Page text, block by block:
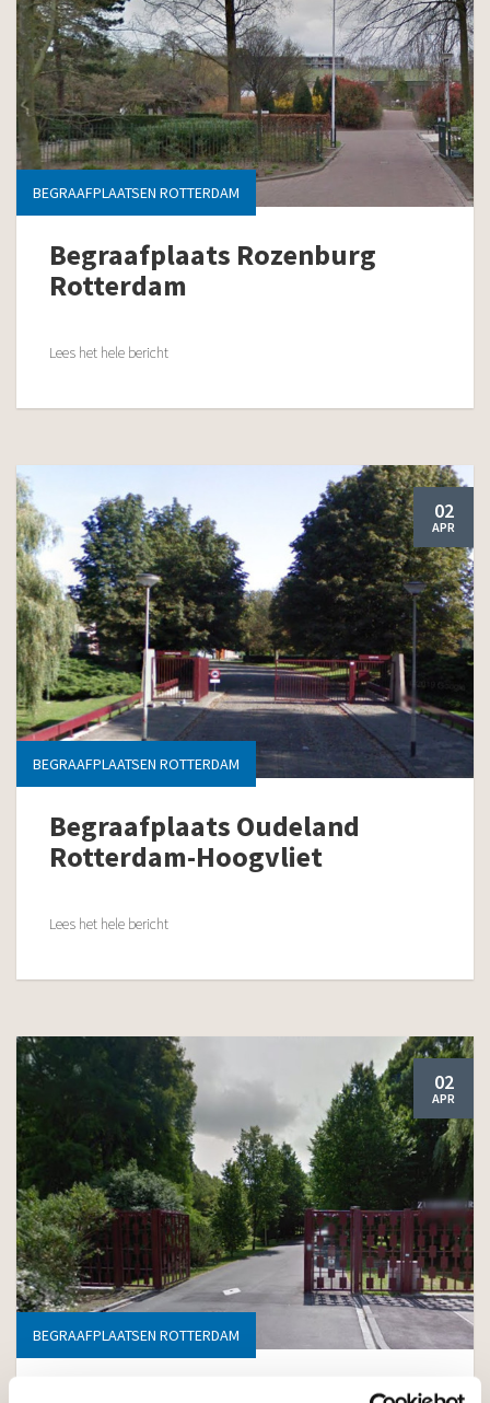
BEGRAAFPLAATSEN ROTTERDAM
Begraafplaats Rozenburg
Rotterdam
Lees het hele bericht
02
APR
BEGRAAFPLAATSEN ROTTERDAM
Begraafplaats Oudeland
Rotterdam-Hoogvliet
Lees het hele bericht
02
APR
BEGRAAFPLAATSEN ROTTERDAM